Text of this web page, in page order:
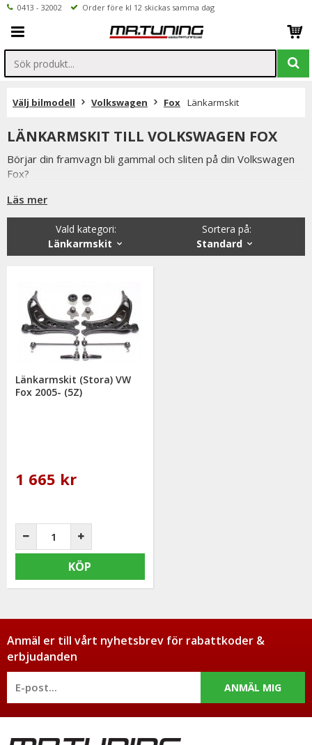
0413 - 32002 Order före kl 12 skickas samma dag
Välj bilmodell Volkswagen Fox Länkarmskit
LÄNKARMSKIT TILL VOLKSWAGEN FOX
Börjar din framvagn bli gammal och sliten på din Volkswagen
Fox?
Då kan vi rekommendera våra prisvärda länkarmskit, ett kit
Allt för att din bil ska bli så bra som möjligt till ett så bra pris
som möjligt.
Läs mer
Sortera på:
Standard
Vald kategori:
Länkarmskit
Länkarmskit (Stora) VW
Fox 2005- (5Z)
1 665 kr
KÖP
Anmäl er till vårt nyhetsbrev för rabattkoder &
erbjudanden
ANMÄL MIG